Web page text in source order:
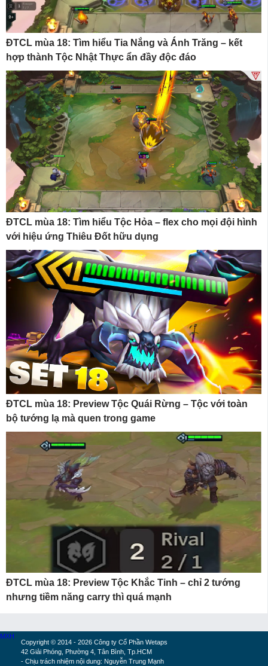
ĐTCL mùa 18: Tìm hiểu Tia Nắng và Ánh Trăng – kết
hợp thành Tộc Nhật Thực ẩn đầy độc đáo
ĐTCL mùa 18: Tìm hiểu Tộc Hỏa – flex cho mọi đội hình
với hiệu ứng Thiêu Đốt hữu dụng
ĐTCL mùa 18: Preview Tộc Quái Rừng – Tộc với toàn
bộ tướng lạ mà quen trong game
ĐTCL mùa 18: Preview Tộc Khắc Tinh – chỉ 2 tướng
nhưng tiềm năng carry thì quá mạnh
Copyright © 2014 - 2026 Công ty Cổ Phần Wetaps
42 Giải Phóng, Phường 4, Tân Bình, Tp.HCM
- Chịu trách nhiệm nội dung: Nguyễn Trung Mạnh
MXH